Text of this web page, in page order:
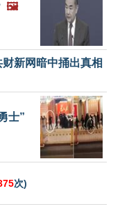
🖼️
新网暗中捅出真相
士”
次)